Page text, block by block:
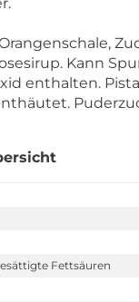
Kann
enthalten.
Fettsäuren